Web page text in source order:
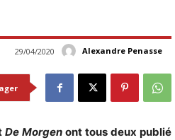
Alexandre Penasse
29/04/2020
De Morgenont tous deux publié